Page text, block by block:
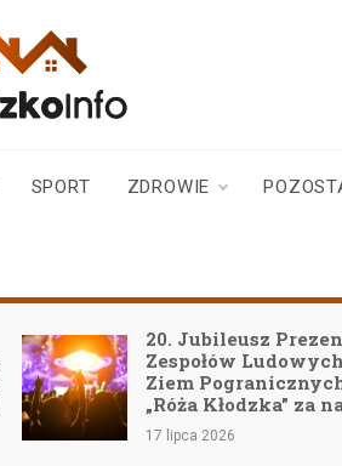
SPORT ZDROWIE
20. Jubileusz
Zespołów Ludowych
Ziem
„Róża Kłodzka” za
17 lipca 2026